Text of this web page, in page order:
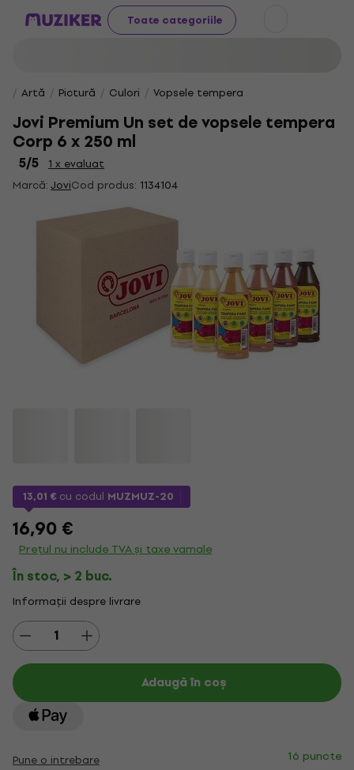
Toate categoriile
Artă Pictură Culori Vopsele tempera
Jovi Premium Un set de vopsele tempera
Corp 6 x 250 ml
5/5
1 x evaluat
Marcă:JoviCod produs: 1134104
13,01 € cu codul MUZMUZ-20
16,90 €
Prețul nu include TVA și taxe vamale
În stoc, > 2 buc.
Informații despre livrare
Adaugă în coș
Pune o intrebare 16 puncte